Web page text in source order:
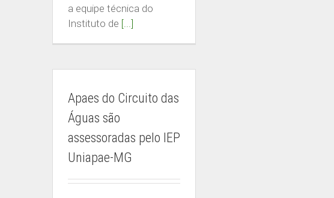
a equipe técnica do
Instituto de [...]
Apaes do Circuito das
Águas são
assessoradas pelo IEP
Uniapae-MG